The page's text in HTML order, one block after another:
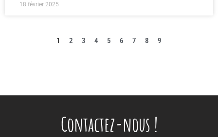
18 février 2025
1 2 3 4 5 6 7 8 9
Contactez-nous !